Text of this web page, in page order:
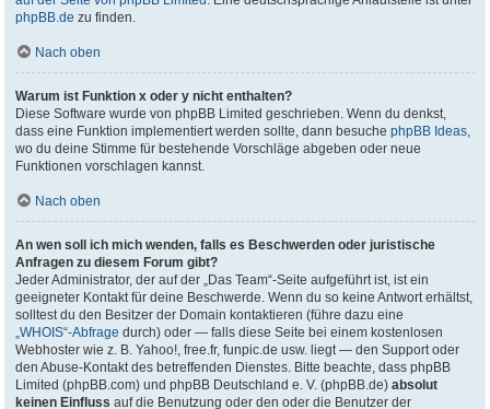
phpBB.de zu finden.
Nach oben
Warum ist Funktion x oder y nicht enthalten?
Diese Software wurde von phpBB Limited geschrieben. Wenn du denkst,
dass eine Funktion implementiert werden sollte, dann besuchephpBB Ideas,
wo du deine Stimme für bestehende Vorschläge abgeben oder neue
Funktionen vorschlagen kannst.
Nach oben
An wen soll ich mich wenden, falls es Beschwerden oder juristische
Anfragen zu diesem Forum gibt?
Jeder Administrator, der auf der „Das Team“-Seite aufgeführt ist, ist ein
geeigneter Kontakt für deine Beschwerde. Wenn du so keine Antwort erhältst,
solltest du den Besitzer der Domain kontaktieren (führe dazu eine
„WHOIS“-Abfrage durch) oder — falls diese Seite bei einem kostenlosen
Webhoster wie z. B. Yahoo!, free.fr, funpic.de usw. liegt — den Support oder
den Abuse-Kontakt des betreffenden Dienstes. Bitte beachte, dass phpBB
Limited (phpBB.com) und phpBB Deutschland e. V. (phpBB.de)absolut
keinen Einfluss auf die Benutzung oder den oder die Benutzer der